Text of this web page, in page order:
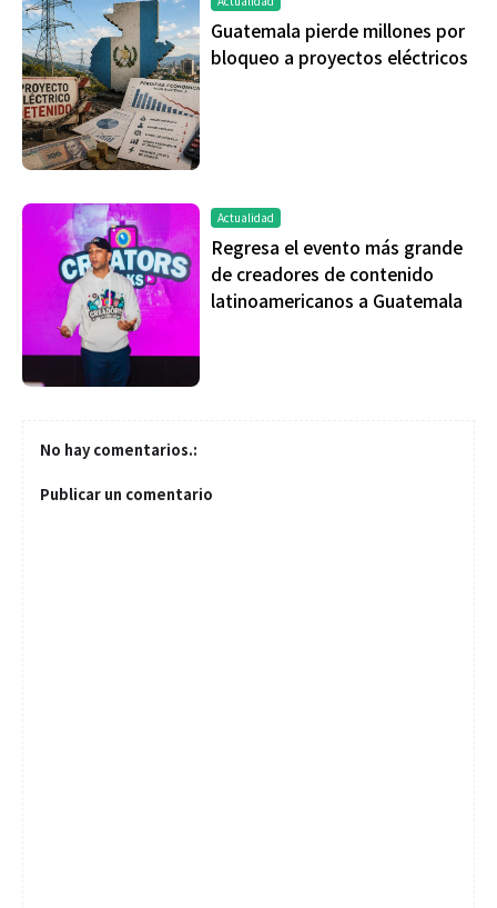
Guatemala pierde millones por
bloqueo a proyectos eléctricos
Actualidad
Regresa el evento más grande
de creadores de contenido
latinoamericanos a Guatemala
No hay comentarios.:
Publicar un comentario